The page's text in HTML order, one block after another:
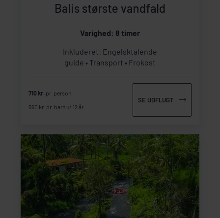
Balis største vandfald
Varighed: 8 timer
Inkluderet: Engelsktalende
guide
Transport Frokost
710 kr. pr. person
560 kr. pr. barn u/ 12 år
SE UDFLUGT